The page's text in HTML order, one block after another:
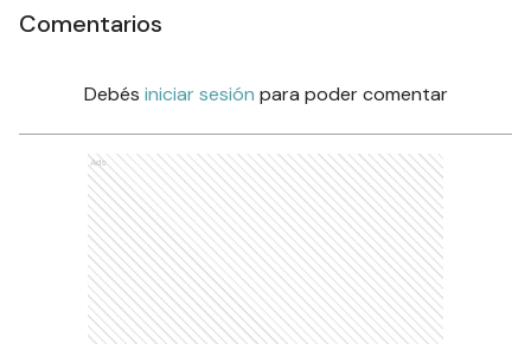
Comentarios
Debés iniciar sesión para poder comentar
Ads